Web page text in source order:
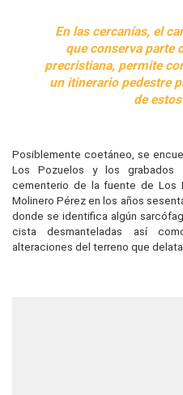
En las cercanías, el
que conserva parte
precristiana, permite
un itinerario pedestre
de
Posiblemente coetáneo, se
Los Pozuelos y los grabados
cementerio de la fuente de Los
Molinero Pérez en los años
donde se identifica algún
cista desmanteladas así
alteraciones del terreno que